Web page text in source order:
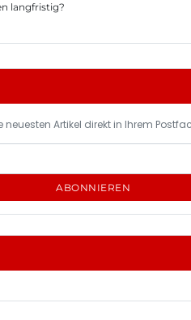
langfristig?
neuesten Artikel direkt in Ihrem
ABONNIEREN